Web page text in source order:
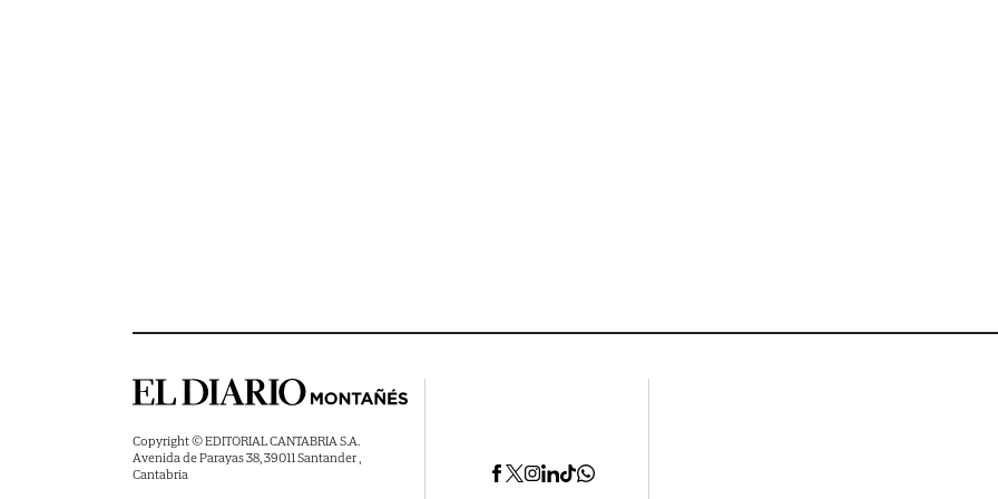
Copyright © EDITORIAL CANTABRIA S.A.
Avenida de Parayas 38, 39011 Santander ,
Cantabria